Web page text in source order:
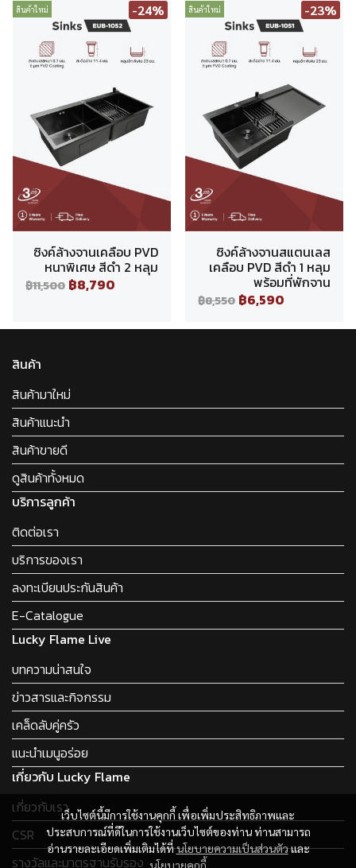
สินค้าใหม่ -24%
ซิงค์ล้างจานเคลือบ PVD
หนาพิเศษ สีดำ 2 หลุม
฿11,500 ฿8,790
สินค้าใหม่ -23%
ซิงค์ล้างจานสแตนเลส
เคลือบ PVD สีดำ 1 หลุม
พร้อมที่พักจาน
฿8,550 ฿6,590
เว็บไซต์นี้มีการใช้งานคุกกี้ เพื่อเพิ่มประสิทธิภาพและ
ประสบการณ์ที่ดีในการใช้งานเว็บไซต์ของท่าน ท่านสามารถ
อ่านรายละเอียดเพิ่มเติมได้ที่นโยบายความเป็นส่วนตัวและ
นโยบายคุกกี้
สินค้า
สินค้ามาใหม่
สินค้าแนะนำ
สินค้าขายดี
ดูสินค้าทั้งหมด
บริการลูกค้า
ติดต่อเรา
บริการของเรา
ลงทะเบียนประกันสินค้า
E-Catalogue
Lucky Flame Live
บทความน่าสนใจ
ข่าวสารและกิจกรรม
เคล็ดลับคู่ครัว
แนะนำเมนูอร่อย
เกี่ยวกับ Lucky Flame
เกี่ยวกับเรา
CSR
รางวัลและมาตรฐานรับรอง